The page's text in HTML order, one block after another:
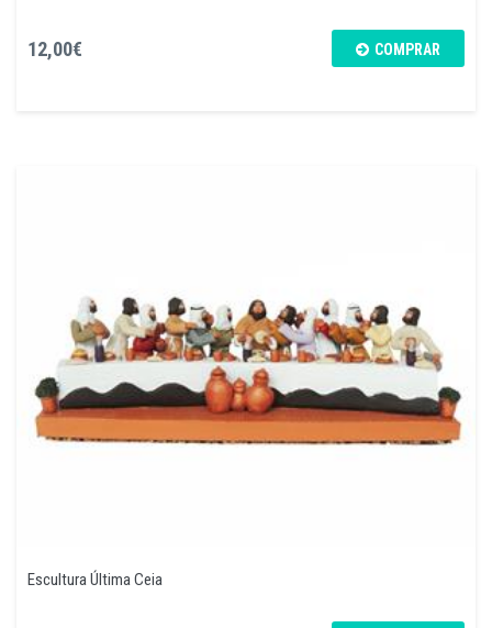
12,00€ COMPRAR
Escultura Última Ceia